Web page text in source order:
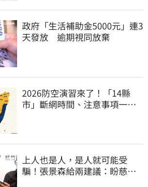
政府「生活補助金5000元」連3
天發放 逾期視同放棄
2026防空演習來了！「14縣
市」斷網時間、注意事項一次
上人也是人，是人就可能受
騙！張景森給兩建議：盼慈濟